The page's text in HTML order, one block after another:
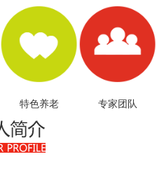
特色养老 专家团队